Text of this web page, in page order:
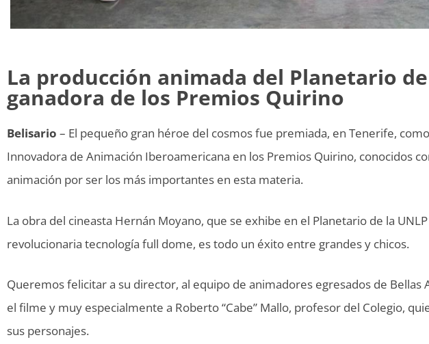
La producción animada del Planetario
ganadora de los Premios Quirino
Belisario – El pequeño gran héroe del cosmos fue premiada, en Tenerife,
Innovadora de Animación Iberoamericana en los Premios Quirino, conocidos
animación por ser los más importantes en esta materia.
La obra del cineasta Hernán Moyano, que se exhibe en el Planetario de la
revolucionaria tecnología full dome, es todo un éxito entre grandes y chicos.
Queremos felicitar a su director, al equipo de animadores egresados de Bellas
el filme y muy especialmente a Roberto “Cabe” Mallo, profesor del Colegio,
sus personajes.